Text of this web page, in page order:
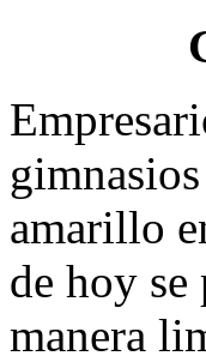
amarillo
de hoy se
manera